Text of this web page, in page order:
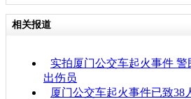
相关报道
实拍厦门公交车起火事件 警
出伤员
厦门公交车起火事件已致38